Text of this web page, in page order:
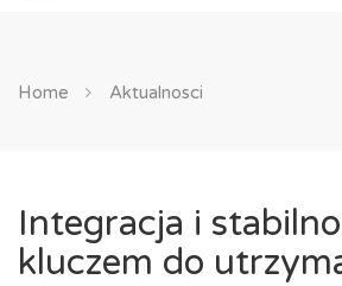
Home Aktualnosci
Integracja i
kluczem do